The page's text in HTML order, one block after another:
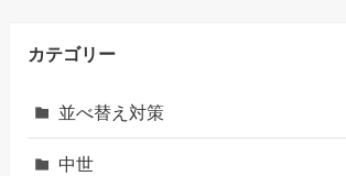
カテゴリー
並べ替え対策
中世